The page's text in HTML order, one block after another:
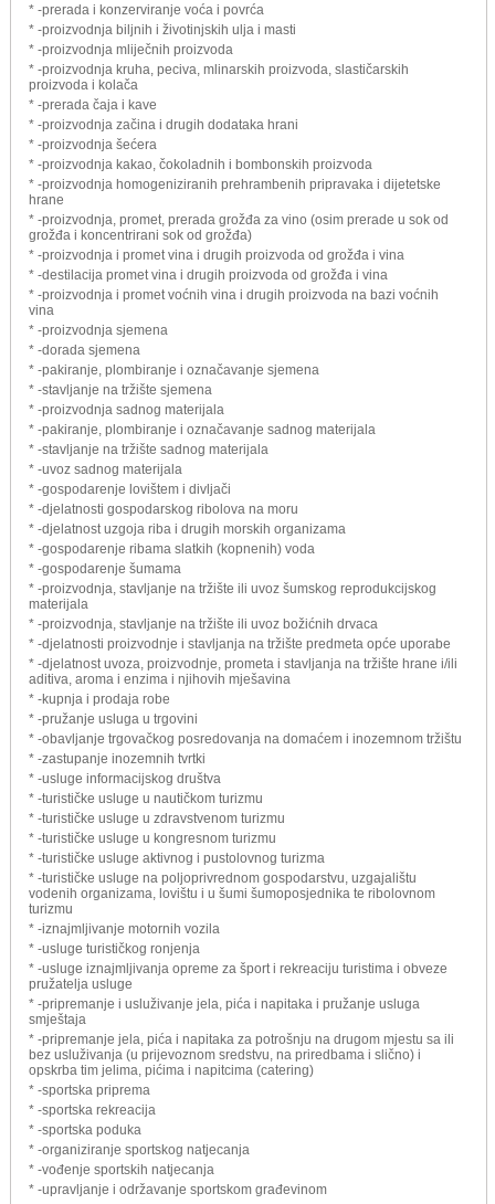
* -prerada i konzerviranje voća i povrća
* -proizvodnja biljnih i životinjskih ulja i masti
* -proizvodnja mliječnih proizvoda
* -proizvodnja kruha, peciva, mlinarskih proizvoda, slastičarskih
proizvoda i kolača
* -prerada čaja i kave
* -proizvodnja začina i drugih dodataka hrani
* -proizvodnja šećera
* -proizvodnja kakao, čokoladnih i bombonskih proizvoda
* -proizvodnja homogeniziranih prehrambenih pripravaka i dijetetske
hrane
* -proizvodnja, promet, prerada grožđa za vino (osim prerade u sok od
grožđa i koncentrirani sok od grožđa)
* -proizvodnja i promet vina i drugih proizvoda od grožđa i vina
* -destilacija promet vina i drugih proizvoda od grožđa i vina
* -proizvodnja i promet voćnih vina i drugih proizvoda na bazi voćnih
vina
* -proizvodnja sjemena
* -dorada sjemena
* -pakiranje, plombiranje i označavanje sjemena
* -stavljanje na tržište sjemena
* -proizvodnja sadnog materijala
* -pakiranje, plombiranje i označavanje sadnog materijala
* -stavljanje na tržište sadnog materijala
* -uvoz sadnog materijala
* -gospodarenje lovištem i divljači
* -djelatnosti gospodarskog ribolova na moru
* -djelatnost uzgoja riba i drugih morskih organizama
* -gospodarenje ribama slatkih (kopnenih) voda
* -gospodarenje šumama
* -proizvodnja, stavljanje na tržište ili uvoz šumskog reprodukcijskog
materijala
* -proizvodnja, stavljanje na tržište ili uvoz božićnih drvaca
* -djelatnosti proizvodnje i stavljanja na tržište predmeta opće uporabe
* -djelatnost uvoza, proizvodnje, prometa i stavljanja na tržište hrane i/ili
aditiva, aroma i enzima i njihovih mješavina
* -kupnja i prodaja robe
* -pružanje usluga u trgovini
* -obavljanje trgovačkog posredovanja na domaćem i inozemnom tržištu
* -zastupanje inozemnih tvrtki
* -usluge informacijskog društva
* -turističke usluge u nautičkom turizmu
* -turističke usluge u zdravstvenom turizmu
* -turističke usluge u kongresnom turizmu
* -turističke usluge aktivnog i pustolovnog turizma
* -turističke usluge na poljoprivrednom gospodarstvu, uzgajalištu
vodenih organizama, lovištu i u šumi šumoposjednika te ribolovnom
turizmu
* -iznajmljivanje motornih vozila
* -usluge turističkog ronjenja
* -usluge iznajmljivanja opreme za šport i rekreaciju turistima i obveze
pružatelja usluge
* -pripremanje i usluživanje jela, pića i napitaka i pružanje usluga
smještaja
* -pripremanje jela, pića i napitaka za potrošnju na drugom mjestu sa ili
bez usluživanja (u prijevoznom sredstvu, na priredbama i slično) i
opskrba tim jelima, pićima i napitcima (catering)
* -sportska priprema
* -sportska rekreacija
* -sportska poduka
* -organiziranje sportskog natjecanja
* -vođenje sportskih natjecanja
* -upravljanje i održavanje sportskom građevinom